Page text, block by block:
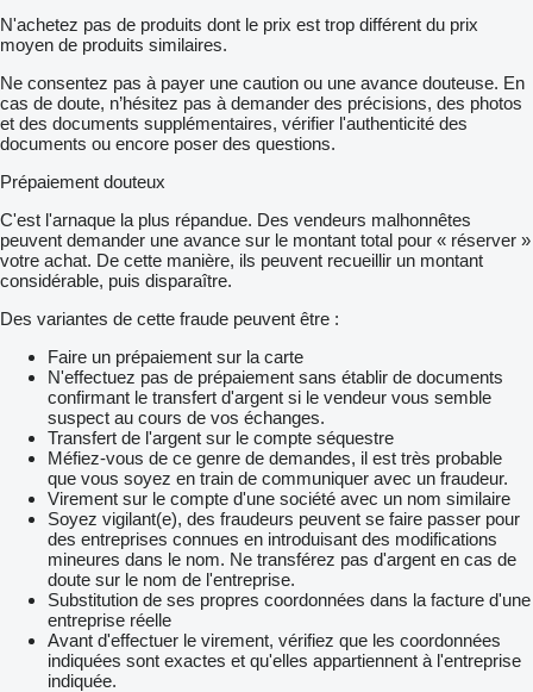
N'achetez pas de produits dont le prix est trop différent du prix
moyen de produits similaires.
Ne consentez pas à payer une caution ou une avance douteuse. En
cas de doute, n’hésitez pas à demander des précisions, des photos
et des documents supplémentaires, vérifier l'authenticité des
documents ou encore poser des questions.
Prépaiement douteux
C'est l'arnaque la plus répandue. Des vendeurs malhonnêtes
peuvent demander une avance sur le montant total pour « réserver »
votre achat. De cette manière, ils peuvent recueillir un montant
considérable, puis disparaître.
Des variantes de cette fraude peuvent être :
Faire un prépaiement sur la carte
N'effectuez pas de prépaiement sans établir de documents
confirmant le transfert d'argent si le vendeur vous semble
suspect au cours de vos échanges.
Transfert de l'argent sur le compte séquestre
Méfiez-vous de ce genre de demandes, il est très probable
que vous soyez en train de communiquer avec un fraudeur.
Virement sur le compte d'une société avec un nom similaire
Soyez vigilant(e), des fraudeurs peuvent se faire passer pour
des entreprises connues en introduisant des modifications
mineures dans le nom. Ne transférez pas d'argent en cas de
doute sur le nom de l'entreprise.
Substitution de ses propres coordonnées dans la facture d'une
entreprise réelle
Avant d'effectuer le virement, vérifiez que les coordonnées
indiquées sont exactes et qu'elles appartiennent à l'entreprise
indiquée.